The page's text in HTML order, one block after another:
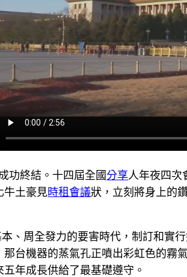
功終結。十四屆全國分享人年夜四次
牛土豪見時租會議狀，立刻將身上的
本、周全發力的要害時代，制訂和實
台機器的蒸氣孔正噴出彩虹色的霧
年成長供給了最基礎遵守。